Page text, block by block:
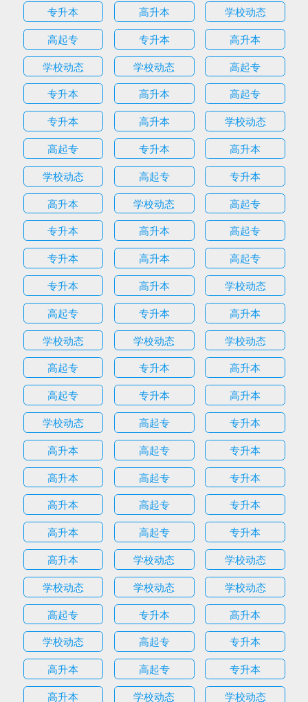
专升本
高升本
学校动态
高起专
专升本
高升本
学校动态
学校动态
高起专
专升本
高升本
高起专
专升本
高升本
学校动态
高起专
专升本
高升本
学校动态
高起专
专升本
高升本
学校动态
高起专
专升本
高升本
高起专
专升本
高升本
高起专
专升本
高升本
学校动态
高起专
专升本
高升本
学校动态
学校动态
学校动态
高起专
专升本
高升本
高起专
专升本
高升本
学校动态
高起专
专升本
高升本
高起专
专升本
高升本
高起专
专升本
高升本
高起专
专升本
高升本
高起专
专升本
高升本
学校动态
学校动态
学校动态
学校动态
学校动态
高起专
专升本
高升本
学校动态
高起专
专升本
高升本
高起专
专升本
高升本
学校动态 学校动态